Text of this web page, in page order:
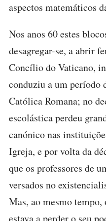
aspectos matemáticos
Nos anos 60 estes
desagregar-se, a abrir
Concílio do Vaticano,
conduziu a um período
Católica Romana; no
escolástica perdeu
canónico nas
Igreja, e por volta da
que os professores de
versados no
Mas, ao mesmo
estava a perder o seu